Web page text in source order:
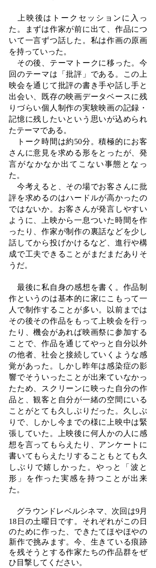
上映後はトークセッションに入っ
た。まずは作家が前に出て、作品につ
いて一言ずつ話した。私は作画の原画
を持っていった。
その後、テーマトークに移った。今
回のテーマは「批評」である。この上
映会を通じて批評の書き手や話し手と
出会い、既存の映画データベースに残
りづらい個人制作の実験映画の記録・
記憶に残したいという思いが込められ
たテーマである。
トーク時間は約50分。積極的にお客
さんに意見を求める形をとったが、発
言がなかなか出てこない事態となっ
た。
今考えると、その場でお客さんに批
評を求めるのはハードルが高かったの
ではないか。お客さんが発言しやすい
ように、上映から一息ついた時間を作
ったり、作家が制作の裏話などを少し
話してから投げかけるなど、進行や構
成で工夫できることがまだまだありそ
うだ。
最後に私自身の感想を書く。作品制
作というのは基本的に家にこもって一
人で制作することが多い。以前までは
その後その作品をもって上映会を行っ
たり、機会があれば映画祭に参加する
ことで、作品を通じてやっと自分以外
の他者、社会と接続していくような感
覚があった。しかし昨年は感染症の影
響でそういったことが出来ていなかっ
たため、スクリーンに映った自分の作
品と、観客と自分が一緒の空間にいる
ことがとても久しぶりだった。久しぶ
りで、しかし今までの様に上映中は緊
張していた。上映後に何人かの人に感
想を言ってもらえたり、アンケートに
書いてもらえたリすることもとても久
しぶりで嬉しかった。やっと「波と
形」を作った実感を持つことが出来
た。
グラウンドレベルシネマ、次回は9月
18日の土曜日です。それぞれがこの日
のために作った、できたてほやほやの
新作で挑みます。今、生きている痕跡
を残そうとする作家たちの作品群をぜ
ひ目撃してください。